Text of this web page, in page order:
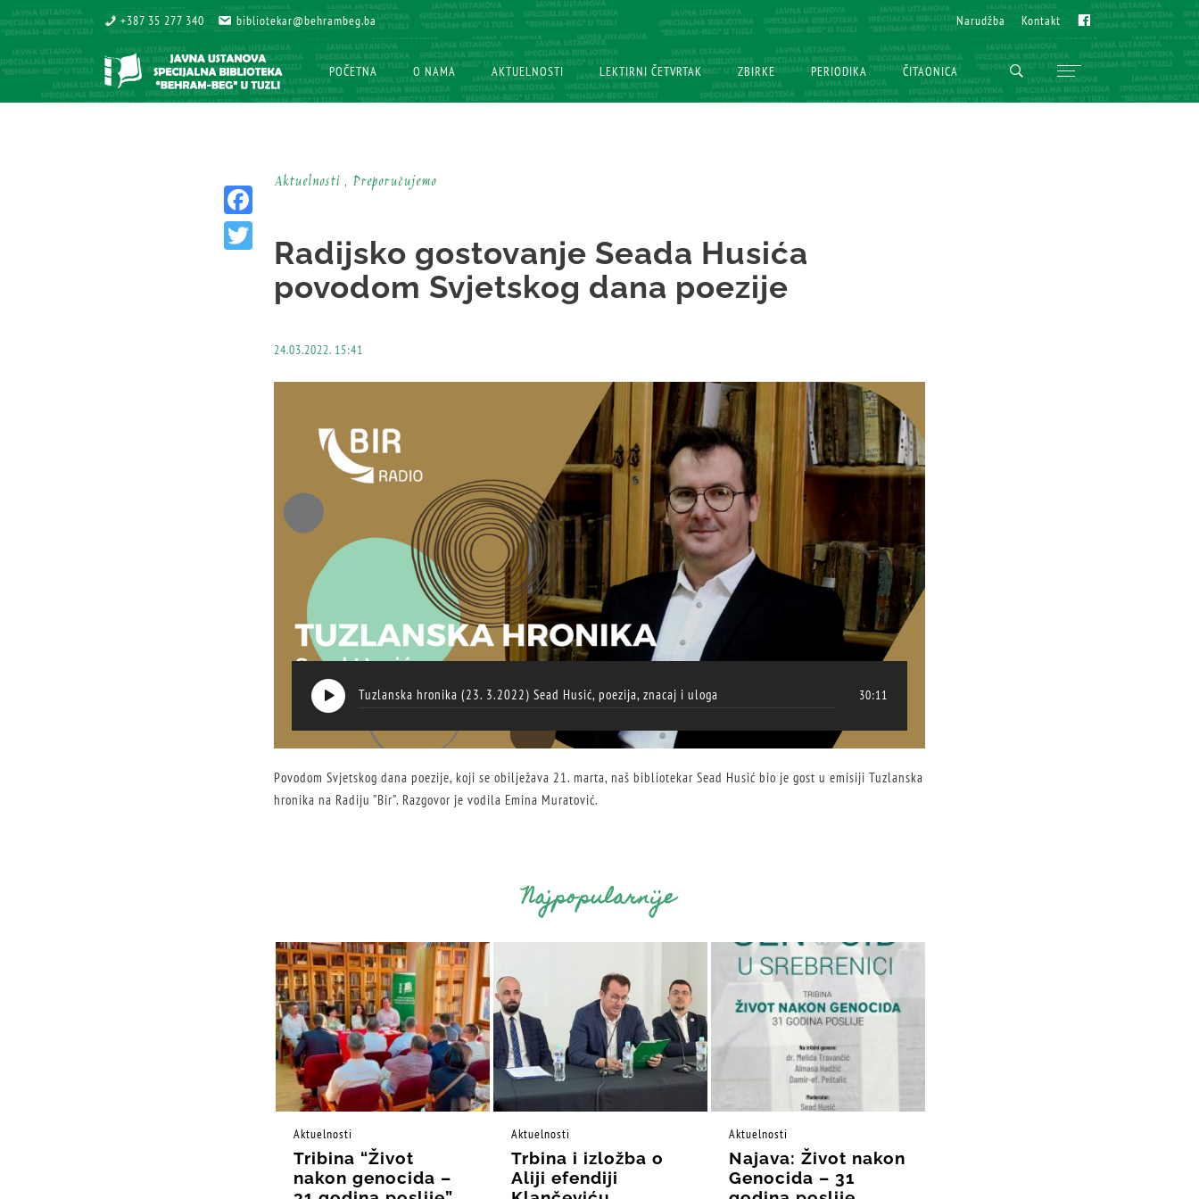
+387 35 277 340
+387 35 277 340 bibliotekar@behrambeg.ba
bibliotekar@behrambeg.ba Narudžba
Narudžba Kontakt
Kontakt Fb
Fb
POČETNA
POČETNA O NAMA
O NAMA AKTUELNOSTI
AKTUELNOSTI LEKTIRNI ČETVRTAK
LEKTIRNI ČETVRTAK ZBIRKE
ZBIRKE PERIODIKA
PERIODIKA ČITAONICA
ČITAONICA
Aktuelnosti , Preporučujemo
Facebook
Radijsko gostovanje Seada Husića
povodom Svjetskog dana poezije
24.03.2022. 15:41
Tuzlanska hronika (23. 3.2022) Sead Husić, poezija, znacaj i uloga 30:11
Povodom Svjetskog dana poezije, koji se obilježava 21. marta, naš bibliotekar Sead Husić bio je gost u emisiji Tuzlanska
hronika na Radiju ”Bir”. Razgovor je vodila Emina Muratović.
Najpopularnije
Aktuelnosti
Tribina “Život
nakon genocida –
Aktuelnosti
Trbina i izložba o
Aliji efendiji
Aktuelnosti
Najava: Život nakon
Genocida – 31